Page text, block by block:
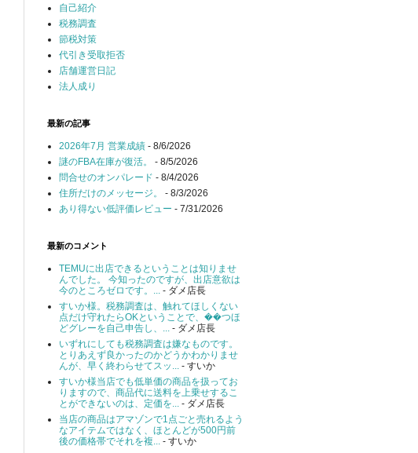
自己紹介
税務調査
節税対策
代引き受取拒否
店舗運営日記
法人成り
最新の記事
2026年7月 営業成績 - 8/6/2026
謎のFBA在庫が復活。
- 8/5/2026
問合せのオンパレード - 8/4/2026
住所だけのメッセージ。
- 8/3/2026
あり得ない低評価レビュー - 7/31/2026
最新のコメント
TEMUに出店できるということは知りませ
んでした。 今知ったのですが、出店意欲は
今のところゼロです。... - ダメ店長
すいか様。税務調査は、触れてほしくない
点だけ守れたらOKということで、��つほ
どグレーを自己申告し、... - ダメ店長
いずれにしても税務調査は嫌なものです。
とりあえず良かったのかどうかわかりませ
んが、早く終わらせてスッ... - すいか
すいか様当店でも低単価の商品を扱ってお
りますので、商品代に送料を上乗せするこ
とができないのは、定価を... - ダメ店長
当店の商品はアマゾンで1点ごと売れるよう
なアイテムではなく、ほとんどが500円前
後の価格帯でそれを複... - すいか